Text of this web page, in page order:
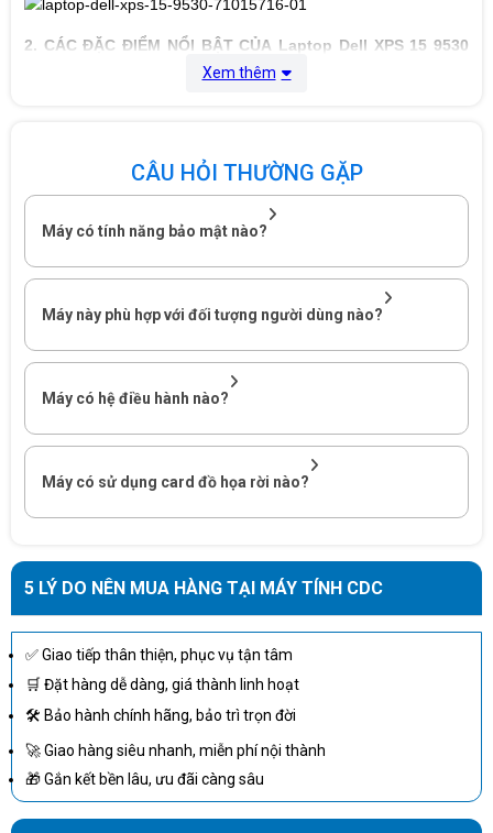
2. CÁC ĐẶC ĐIỂM NỔI BẬT CỦA Laptop Dell XPS 15 9530
liệu nhựa cao cấp, giúp máy không chỉ có sự chắc chắc, bền bỉ,
cứng rắn mà còn có sự mềm mại, dẻo dai, uyển chuyển và linh
hoạt. Hơn nữa, với kích thước 18 x 344.72 x 230.14 mm, trọng
đem máy theo bên mình khắp mọi nơi để sử dụng mà không
gặp phải bất kì khó khăn nào.
2.2. Bàn phím
Laptop Dell XPS 15 9530 71015716
tiêu chuẩn với đầy đủ các phím số và phím chữ. Hành trình
phím tốt, có khoảng cách vừa đủ, độ nảy tốt và độ êm tay mỗi
Laptop Dell XPS 15 9530
71015716 còn tạo ra âm thanh nhỏ nhẹ mỗi khi nhấn phím giúp
mang đến thú vui, sự giải trí và thoải mái cho người dùng mỗi
Xem thêm
CÂU HỎI THƯỜNG GẶP
Máy có tính năng bảo mật nào?
Máy này phù hợp với đối tượng người dùng nào?
Máy có hệ điều hành nào?
Máy có sử dụng card đồ họa rời nào?
5 LÝ DO NÊN MUA HÀNG TẠI MÁY TÍNH CDC
✅ Giao tiếp thân thiện, phục vụ tận tâm
🛒 Đặt hàng dễ dàng, giá thành linh hoạt
🛠 Bảo hành chính hãng, bảo trì trọn đời
🚀 Giao hàng siêu nhanh, miễn phí nội thành
🎁 Gắn kết bền lâu, ưu đãi càng sâu